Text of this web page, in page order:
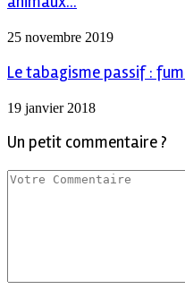
25 novembre 2019
Le tabagisme passif :
19 janvier 2018
Un petit commentaire ?